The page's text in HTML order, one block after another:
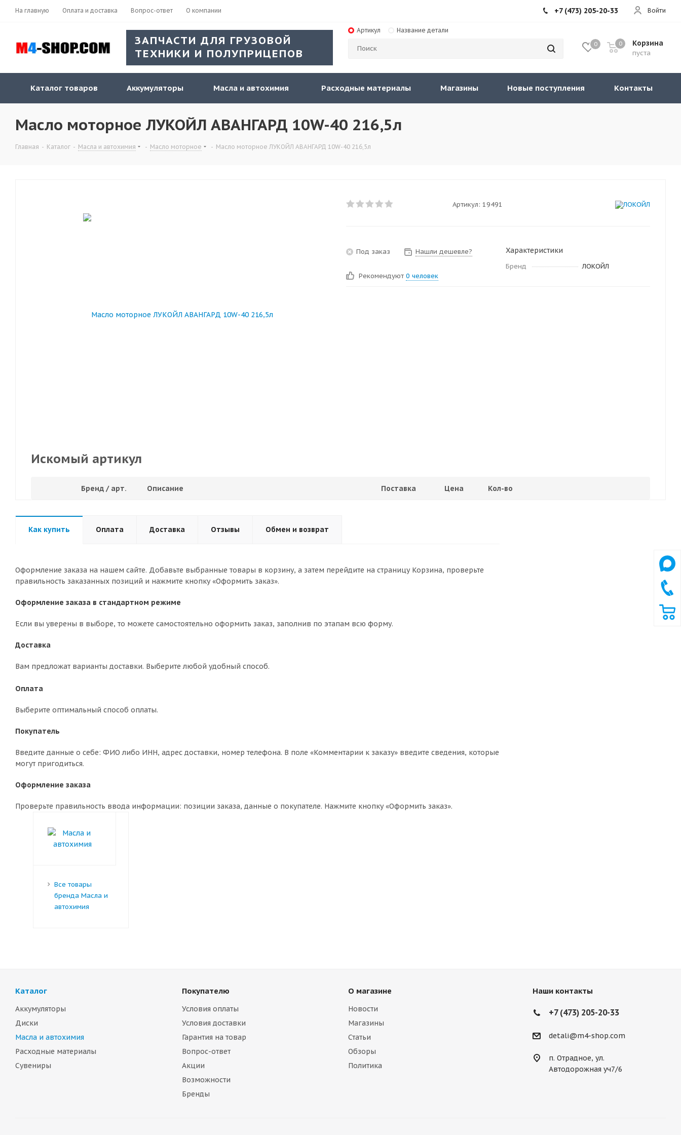
На главную Оплата и доставка Вопрос-ответ О компании Войти
+7 (473) 205-20-33
ЗАПЧАСТИ ДЛЯ ГРУЗОВОЙ
ТЕХНИКИ И ПОЛУПРИЦЕПОВ
Артикул Название детали
0 Корзина
пуста
0
Каталог товаров Аккумуляторы Масла и автохимия Расходные материалы Магазины Новые поступления Контакты
Масло моторное ЛУКОЙЛ АВАНГАРД 10W-40 216,5л
Главная - Каталог - Масла и автохимия - Масло моторное - Масло моторное ЛУКОЙЛ АВАНГАРД 10W-40 216,5л
Артикул: 19491
Под заказ Нашли дешевле?
Рекомендуют 0 человек
Характеристики
Бренд ЛОКОЙЛ
Искомый артикул
Бренд / арт. Описание Поставка Цена Кол-во
Как купить Оплата Доставка Отзывы Обмен и возврат
Оформление заказа на нашем сайте. Добавьте выбранные товары в корзину, а затем перейдите на страницу Корзина, проверьте
правильность заказанных позиций и нажмите кнопку «Оформить заказ».
Оформление заказа в стандартном режиме
Если вы уверены в выборе, то можете самостоятельно оформить заказ, заполнив по этапам всю форму.
Доставка
Вам предложат варианты доставки. Выберите любой удобный способ.
Оплата
Выберите оптимальный способ оплаты.
Покупатель
Введите данные о себе: ФИО либо ИНН, адрес доставки, номер телефона. В поле «Комментарии к заказу» введите сведения, которые
могут пригодиться.
Оформление заказа
Проверьте правильность ввода информации: позиции заказа, данные о покупателе. Нажмите кнопку «Оформить заказ».
Все товары
бренда Масла и
автохимия
Каталог
Аккумуляторы
Диски
Масла и автохимия
Расходные материалы
Сувениры
Покупателю
Условия оплаты
Условия доставки
Гарантия на товар
Вопрос-ответ
Акции
Возможности
Бренды
О магазине
Новости
Магазины
Статьи
Обзоры
Политика
Наши контакты
+7 (473) 205-20-33
detali@m4-shop.com
п. Отрадное, ул.
Автодорожная уч7/6